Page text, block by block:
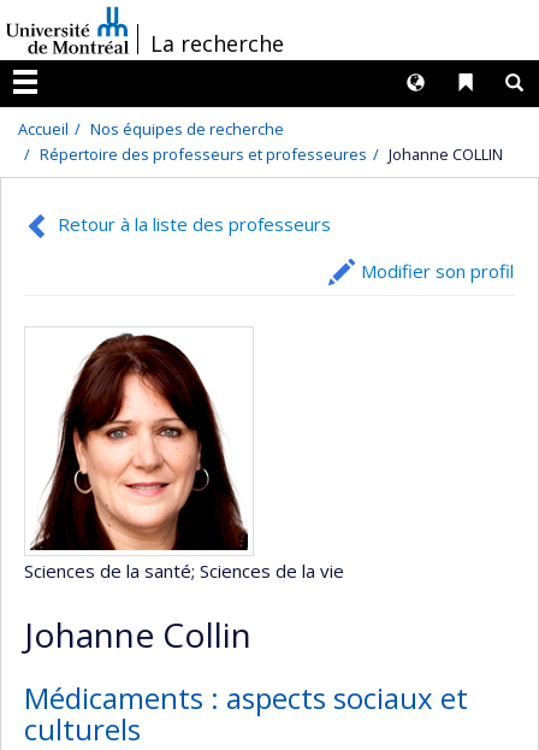
au
contenu
/La recherche
Menu
Liens
Langues
Accueil
Nos équipes de recherche
Répertoire des professeurs et professeures
Johanne COLLIN
Retour à la liste des professeurs
Modifier son profil
Sciences de la santé; Sciences de la vie
Johanne Collin
Médicaments : aspects sociaux et
culturels